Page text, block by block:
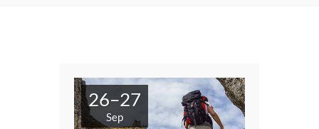
26–27
Sep